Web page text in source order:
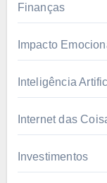
Finanças
Impacto
Inteligência
Internet das
Investimentos